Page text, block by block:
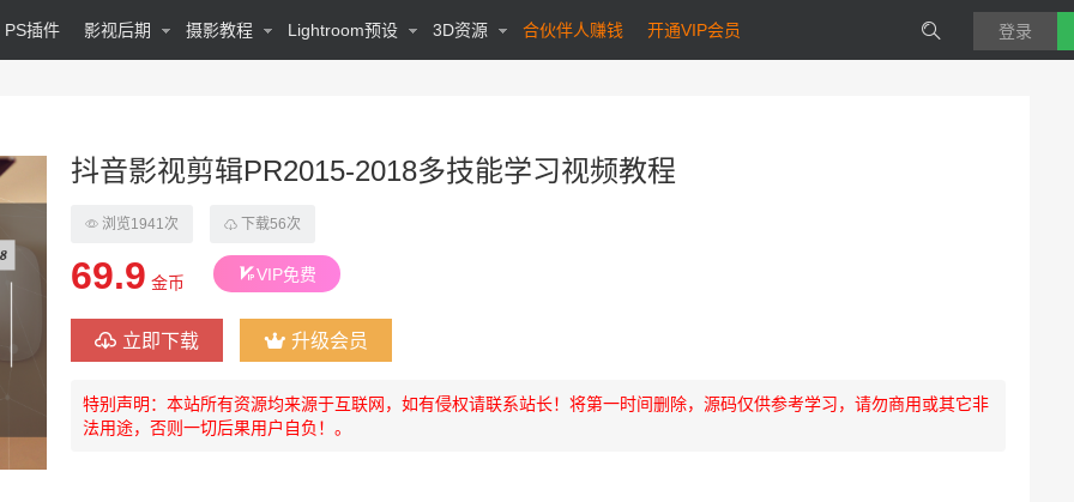
PS插件 影视后期 摄影教程 Lightroom预设 3D资源 合伙伴人赚钱 开通VIP会员 登录
抖音影视剪辑PR2015-2018多技能学习视频教程
浏览1941次 下载56次
69.9 金币 VIP免费
立即下载 升级会员
特别声明：本站所有资源均来源于互联网，如有侵权请联系站长！将第一时间删除，源码仅供参考学习，请勿商用或其它非
法用途，否则一切后果用户自负！。